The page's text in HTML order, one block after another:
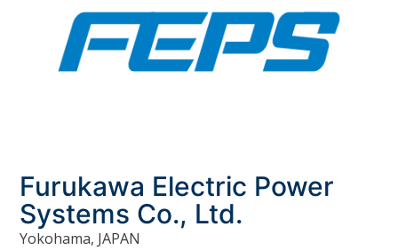
Furukawa Electric Power
Systems Co., Ltd.
Yokohama, JAPAN